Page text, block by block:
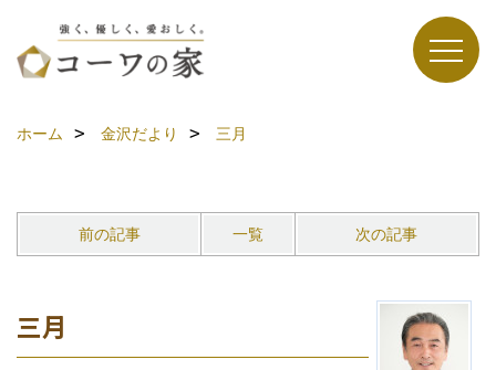
ホーム 金沢だより 三月
前の記事 一覧 次の記事
三月